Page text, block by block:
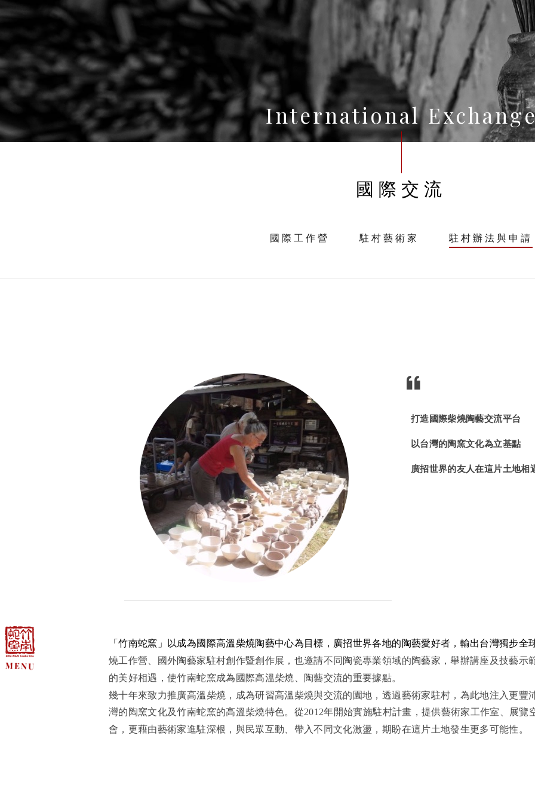
International
國際交流
國際工作營 駐村藝術家 駐村辦法與申請
打造國際柴燒陶藝交流平台
以台灣的陶窯文化為立基點
廣招世界的友人在這片土地相
「竹南蛇窯」以成為國際高溫柴燒陶藝中心為目標，廣招世界各地的陶藝愛好者， 輸出台灣獨步全
燒工作營、國外陶藝家駐村創作暨創作展，也邀請不同陶瓷專業領域的陶藝家，舉辦講座及技藝示
的美好相遇，使竹南蛇窯成為國際高溫柴燒、陶藝交流的重要據點。
幾十年來致力推廣高溫柴燒，成為研習高溫柴燒與交流的園地，透過藝術家駐村，為此地注入更豐
灣的陶窯文化及竹南蛇窯的高溫柴燒特色。 從2012年開始實施駐村計畫，提供藝術家工作室、展覽
會，更藉由藝術家進駐深根，與民眾互動、帶入不同文化激盪，期盼在這片土地發生更多可能性。